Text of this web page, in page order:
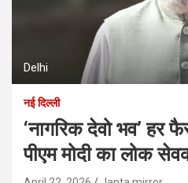
Delhi
नई दिल्ली
‘नागरिक देवो भव’
पीएम मोदी का लोक